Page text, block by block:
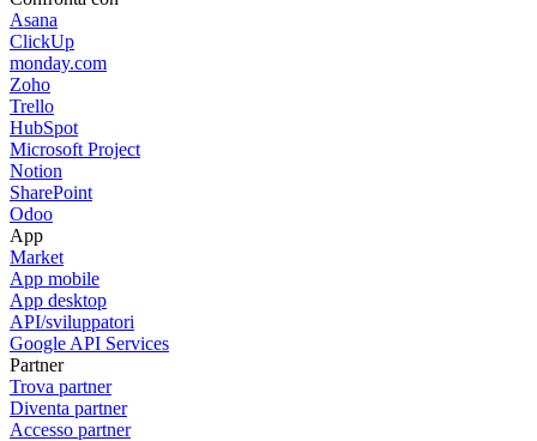
Asana
ClickUp
monday.com
Zoho
Trello
HubSpot
Microsoft Project
Notion
SharePoint
Odoo
App
Market
App mobile
App desktop
API/sviluppatori
Google API Services
Partner
Trova partner
Diventa partner
Accesso partner